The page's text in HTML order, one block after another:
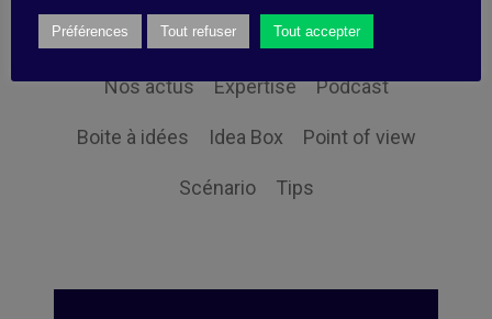
Reading list Vidéo Infographie
Nos actus Expertise Podcast
Boite à idées Idea Box Point of view
Scénario Tips
Préférences Tout refuser Tout accepter